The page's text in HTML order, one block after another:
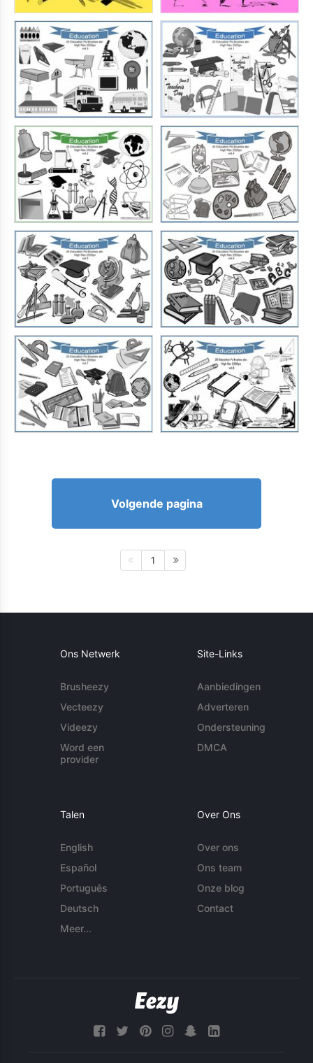
Volgende pagina
1
Ons Netwerk
Brusheezy
Vecteezy
Videezy
Word een
provider
Site-Links
Aanbiedingen
Adverteren
Ondersteuning
DMCA
Talen
English
Español
Português
Deutsch
Meer...
Over Ons
Over ons
Ons team
Onze blog
Contact